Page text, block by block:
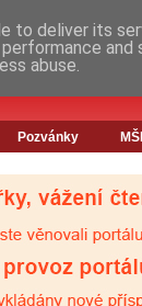
Pozvánky
to deliver its
abuse.